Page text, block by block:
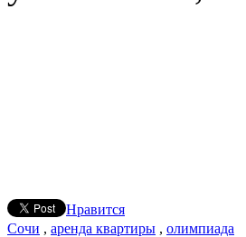
Нравится
Сочи , аренда квартиры , олимпиада